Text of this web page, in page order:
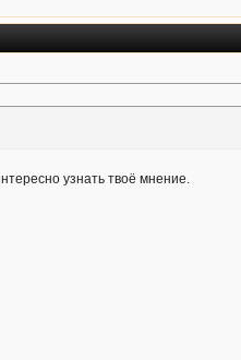
узнать твоё мнение.